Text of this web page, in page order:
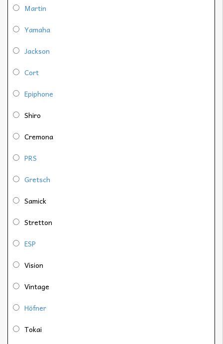
Martin
Yamaha
Jackson
Cort
Epiphone
Shiro
Cremona
PRS
Gretsch
Samick
Stretton
ESP
Vision
Vintage
Höfner
Tokai